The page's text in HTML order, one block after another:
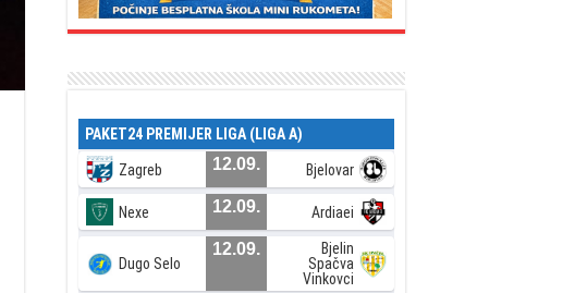
PAKET24 PREMIJER LIGA (LIGA A)
Zagreb 12.09. Bjelovar
Nexe 12.09. Ardiaei
Dugo Selo
12.09.
Bjelin
Spačva
Vinkovci